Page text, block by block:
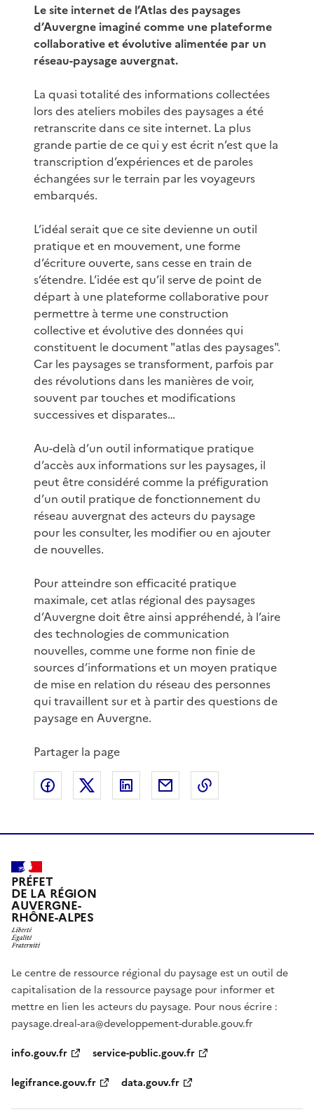
Le site internet de l’Atlas des paysages
d’Auvergne imaginé comme une plateforme
collaborative et évolutive alimentée par un
réseau-paysage auvergnat.
La quasi totalité des informations collectées
lors des ateliers mobiles des paysages a été
retranscrite dans ce site internet. La plus
grande partie de ce qui y est écrit n’est que la
transcription d’expériences et de paroles
échangées sur le terrain par les voyageurs
embarqués.
L’idéal serait que ce site devienne un outil
pratique et en mouvement, une forme
d’écriture ouverte, sans cesse en train de
s’étendre. L’idée est qu’il serve de point de
départ à une plateforme collaborative pour
permettre à terme une construction
collective et évolutive des données qui
constituent le document "atlas des paysages".
Car les paysages se transforment, parfois par
des révolutions dans les manières de voir,
souvent par touches et modifications
successives et disparates…
Au-delà d’un outil informatique pratique
d’accès aux informations sur les paysages, il
peut être considéré comme la préfiguration
d’un outil pratique de fonctionnement du
réseau auvergnat des acteurs du paysage
pour les consulter, les modifier ou en ajouter
de nouvelles.
Pour atteindre son efficacité pratique
maximale, cet atlas régional des paysages
d’Auvergne doit être ainsi appréhendé, à l’aire
des technologies de communication
nouvelles, comme une forme non finie de
sources d’informations et un moyen pratique
de mise en relation du réseau des personnes
qui travaillent sur et à partir des questions de
paysage en Auvergne.
Partager la page
Partager sur Facebook
Partager sur XPartager sur LinkedIn
Partager par email
PRÉFET
DE LA RÉGION
AUVERGNE-
RHÔNE-ALPES
Le centre de ressource régional du paysage est un outil de
capitalisation de la ressource paysage pour informer et
mettre en lien les acteurs du paysage. Pour nous écrire :
paysage.dreal-ara@developpement-durable.gouv.fr
info.gouv.fr
service-public.gouv.fr
legifrance.gouv.fr
data.gouv.fr